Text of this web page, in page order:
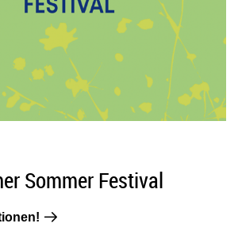
Sommer Festival
Weiter Informationen!: 02.07.-